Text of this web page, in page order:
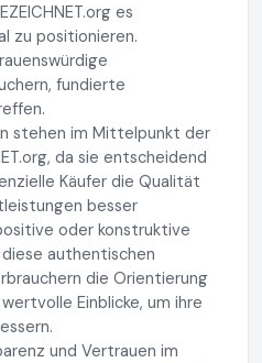
es
zu positionieren.
fundierte
stehen im Mittelpunkt der
da sie entscheidend
Käufer die Qualität
besser
oder konstruktive
authentischen
die Orientierung
Einblicke, um ihre
und Vertrauen im